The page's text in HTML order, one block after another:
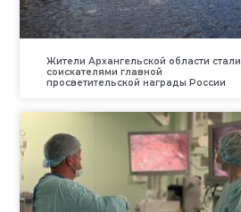
Жители Архангельской области стали
соискателями главной
просветительской награды России